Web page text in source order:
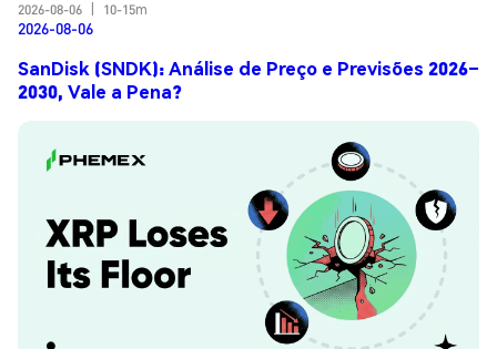
2026-08-06
10-15m
2026-08-06
SanDisk (SNDK): Análise de Preço e Previsões 2026–
2030, Vale a Pena?